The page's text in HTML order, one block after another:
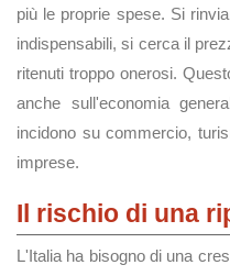
più le proprie spese. Si
indispensabili, si cerca il
ritenuti troppo onerosi.
anche sull'economia
incidono su commercio,
imprese.
Il rischio di una
L'Italia ha bisogno di una